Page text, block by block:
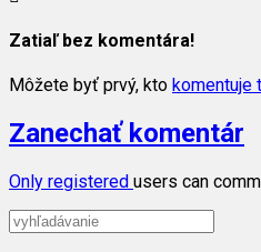
Zatiaľ bez komentára!
Môžete byť prvý, kto komentuje
Zanechať komentár
Only registered users can